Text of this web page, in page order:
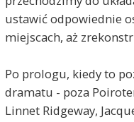
ustawić odpowiednie
miejscach, aż
Po prologu, kiedy to
dramatu - poza
Linnet Ridgeway,